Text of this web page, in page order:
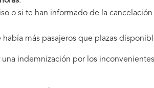
o si te han informado de la cancelación
más pasajeros que plazas
indemnización por los